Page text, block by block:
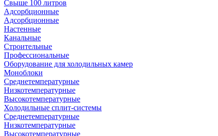
Свыше 100 литров
Адсорбционные
Адсорбционные
Настенные
Канальные
Строительные
Профессиональные
Оборудование для холодильных камер
Моноблоки
Среднетемпературные
Низкотемпературные
Высокотемпературные
Холодильные сплит-системы
Среднетемпературные
Низкотемпературные
Высокотемпературные